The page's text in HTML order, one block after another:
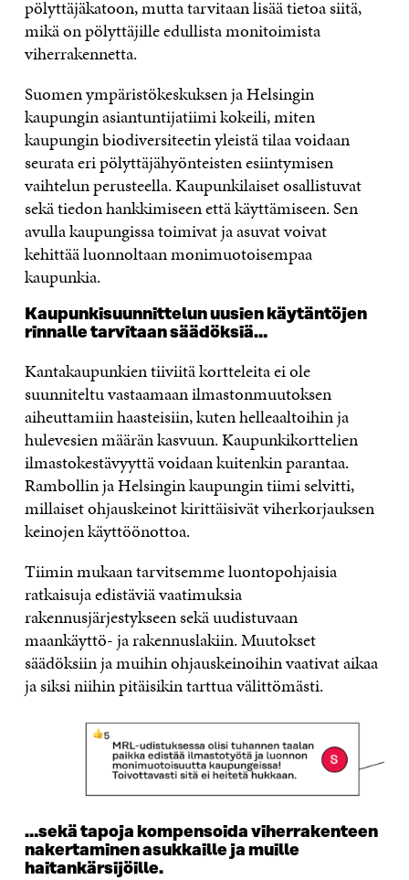
pölyttäjäkatoon, mutta tarvitaan lisää tietoa siitä,
mikä on pölyttäjille edullista monitoimista
viherrakennetta.
Suomen ympäristökeskuksen ja Helsingin
kaupungin asiantuntijatiimi kokeili, miten
kaupungin biodiversiteetin yleistä tilaa voidaan
seurata eri pölyttäjähyönteisten esiintymisen
vaihtelun perusteella. Kaupunkilaiset osallistuvat
sekä tiedon hankkimiseen että käyttämiseen. Sen
avulla kaupungissa toimivat ja asuvat voivat
kehittää luonnoltaan monimuotoisempaa
kaupunkia.
Kaupunkisuunnittelun uusien käytäntöjen
rinnalle tarvitaan säädöksiä…
Kantakaupunkien tiiviitä kortteleita ei ole
suunniteltu vastaamaan ilmastonmuutoksen
aiheuttamiin haasteisiin, kuten helleaaltoihin ja
hulevesien määrän kasvuun. Kaupunkikorttelien
ilmastokestävyyttä voidaan kuitenkin parantaa.
Rambollin ja Helsingin kaupungin tiimi selvitti,
millaiset ohjauskeinot kirittäisivät viherkorjauksen
keinojen käyttöönottoa.
Tiimin mukaan tarvitsemme luontopohjaisia
ratkaisuja edistäviä vaatimuksia
rakennusjärjestykseen sekä uudistuvaan
maankäyttö- ja rakennuslakiin. Muutokset
säädöksiin ja muihin ohjauskeinoihin vaativat aikaa
ja siksi niihin pitäisikin tarttua välittömästi.
…sekä tapoja kompensoida viherrakenteen
nakertaminen asukkaille ja muille
haitankärsijöille.